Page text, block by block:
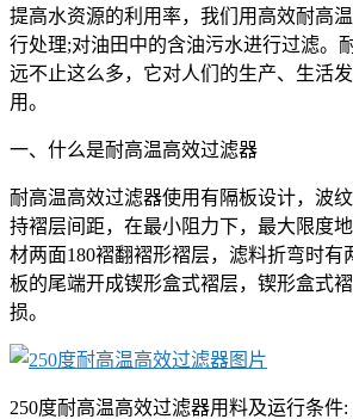
提高水资源的利用率，我们用高效耐高
行处理;对油田中的含油污水进行过滤。
远不止这么多，它对人们的生产、生活
用。
一、什么是耐高温高效过滤器
耐高温高效过滤器使用有隔板设计，波
持褶层间距，在最小阻力下，最大限度
材两面180褶翻褶形褶层，滤料折弯时有
板的尾端开成锲形盒式褶层，锲形盒式
损。
250度耐高温高效过滤器用料及运行条件: